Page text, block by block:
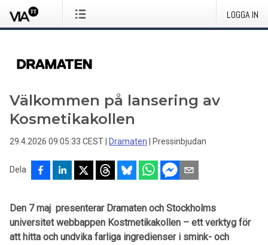
LOGGA IN
Välkommen på lansering av
Kosmetikakollen
29.4.2026 09:05:33 CEST Dramaten Pressinbjudan
Dela
Den 7 maj presenterar Dramaten och Stockholms
universitet webbappen Kostmetikakollen – ett verktyg för
att hitta och undvika farliga ingredienser i smink- och